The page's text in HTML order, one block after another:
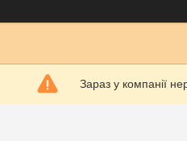
Зараз у компанії